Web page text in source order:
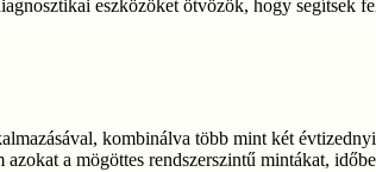
eszközöket ötvözök, hogy segítsek
kombinálva több mint két
a mögöttes rendszerszintű mintákat,